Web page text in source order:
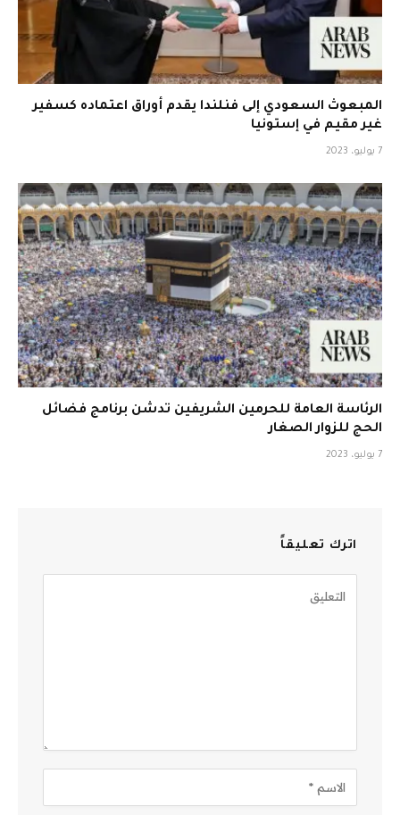
المبعوث السعودي إلى فنلندا يقدم أوراق اعتماده كسفير
غير مقيم في إستونيا
7 يوليو، 2023
الرئاسة العامة للحرمين الشريفين تدشن برنامج فضائل
الحج للزوار الصغار
7 يوليو، 2023
اترك تعليقاً